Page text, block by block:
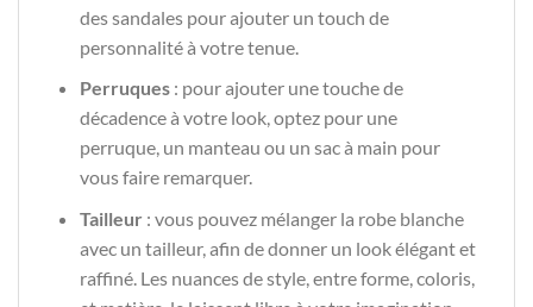
des sandales pour ajouter un touch de
personnalité à votre tenue.
Perruques: pour ajouter une touche de
décadence à votre look, optez pour une
perruque, un manteau ou un sac à main pour
vous faire remarquer.
Tailleur : vous pouvez mélanger la robe blanche
avec un tailleur, afin de donner un look élégant et
raffiné. Les nuances de style, entre forme, coloris,